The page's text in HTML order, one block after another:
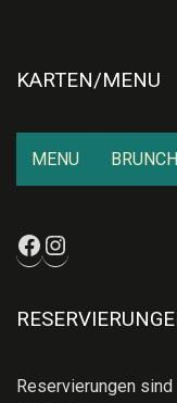
KARTEN/MENU
MENU
Facebook
Reservierungen